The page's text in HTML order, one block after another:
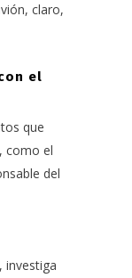
claro,
el
que
como el
del
investiga